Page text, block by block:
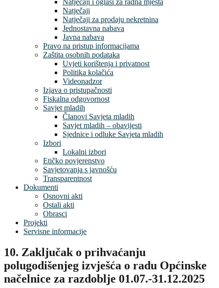
Natječaji
Natječaji za prodaju nekretnina
Jednostavna nabava
Javna nabava
Pravo na pristup informacijama
Zaštita osobnih podataka
Uvjeti korištenja i privatnost
Politika kolačića
Videonadzor
Izjava o pristupačnosti
Fiskalna odgovornost
Savjet mladih
Članovi Savjeta mladih
Savjet mladih – obavijesti
Sjednice i odluke Savjeta mladih
Izbori
Lokalni izbori
Etičko povjerenstvo
Savjetovanja s javnošću
Transparentnost
Dokumenti
Osnovni akti
Ostali akti
Obrasci
Projekti
Servisne informacije
10. Zaključak o prihvaćanju
polugodišenjeg izvješća o radu Općinske
načelnice za razdoblje 01.07.-31.12.2025